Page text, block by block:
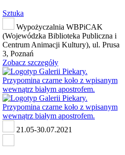
Sztuka
Wypożyczalnia WBPiCAK
(Wojewódzka Biblioteka Publiczna i
Centrum Animacji Kultury), ul. Prusa
3, Poznań
Zobacz szczegóły
21.05-30.07.2021